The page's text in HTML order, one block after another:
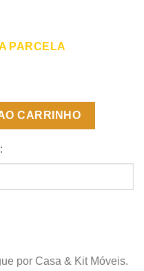
PARCELA
x 12 - Ortobom quantidade
CARRINHO
por Casa & Kit Móveis.